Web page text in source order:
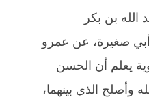
الله بن بكر
أبي صغيرة، عن عمرو
يعلم أن الحسن
وأصلح الذي بينهما،